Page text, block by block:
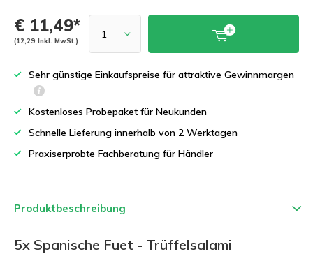
€ 11,49*
(12,29 Inkl. MwSt.)
Sehr günstige Einkaufspreise für attraktive Gewinnmargen
Kostenloses Probepaket für Neukunden
Schnelle Lieferung innerhalb von 2 Werktagen
Praxiserprobte Fachberatung für Händler
Produktbeschreibung
5x Spanische Fuet - Trüffelsalami